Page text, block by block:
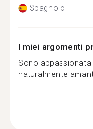
Spagnolo
I miei argomenti
Sono appassionata
naturalmente